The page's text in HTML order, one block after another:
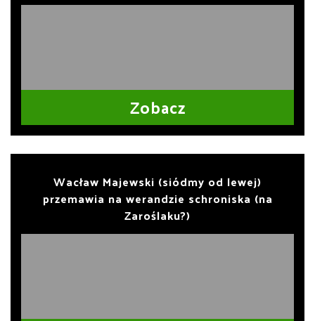
Zobacz
Wacław Majewski (siódmy od lewej)
przemawia na werandzie schroniska (na
Zaroślaku?)